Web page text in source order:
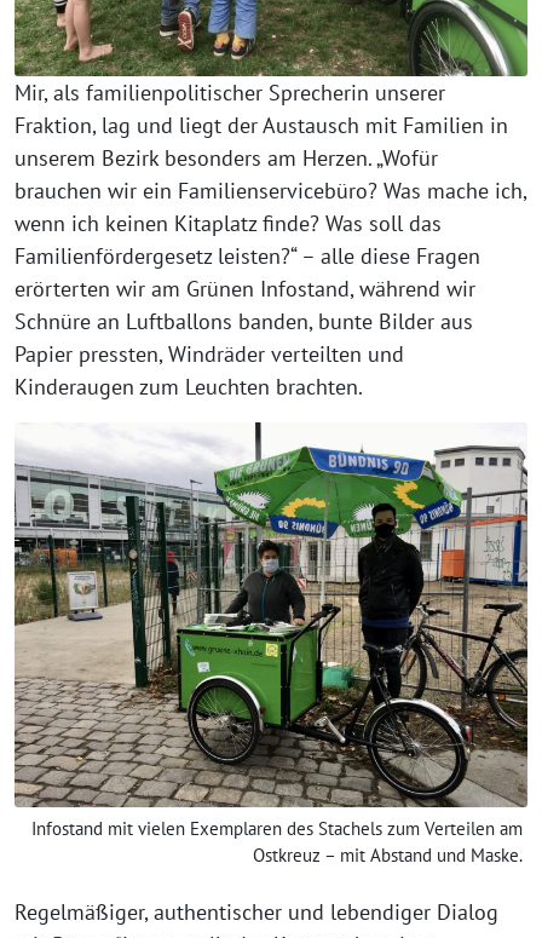
Mir, als familienpolitischer Sprecherin unserer
Fraktion, lag und liegt der Austausch mit Familien in
unserem Bezirk besonders am Herzen. „Wofür
brauchen wir ein Familienservicebüro? Was mache ich,
wenn ich keinen Kitaplatz finde? Was soll das
Familienfördergesetz leisten?“ – alle diese Fragen
erörterten wir am Grünen Infostand, während wir
Schnüre an Luftballons banden, bunte Bilder aus
Papier pressten, Windräder verteilten und
Kinderaugen zum Leuchten brachten.
Infostand mit vielen Exemplaren des Stachels zum Verteilen am
Ostkreuz – mit Abstand und Maske.
Regelmäßiger, authentischer und lebendiger Dialog